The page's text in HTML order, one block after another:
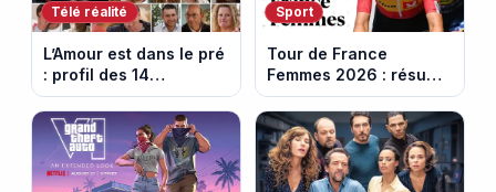
Télé réalité
L’Amour est dans le pré
: profil des 14
agriculteurs, speed
dating inédit et de
nouvelles histoires
d’amour
Sport
Tour de France
Femmes 2026 : résumé
vidéo de la 6e étape
entre Montbrison et
Tournon-sur-Rhône